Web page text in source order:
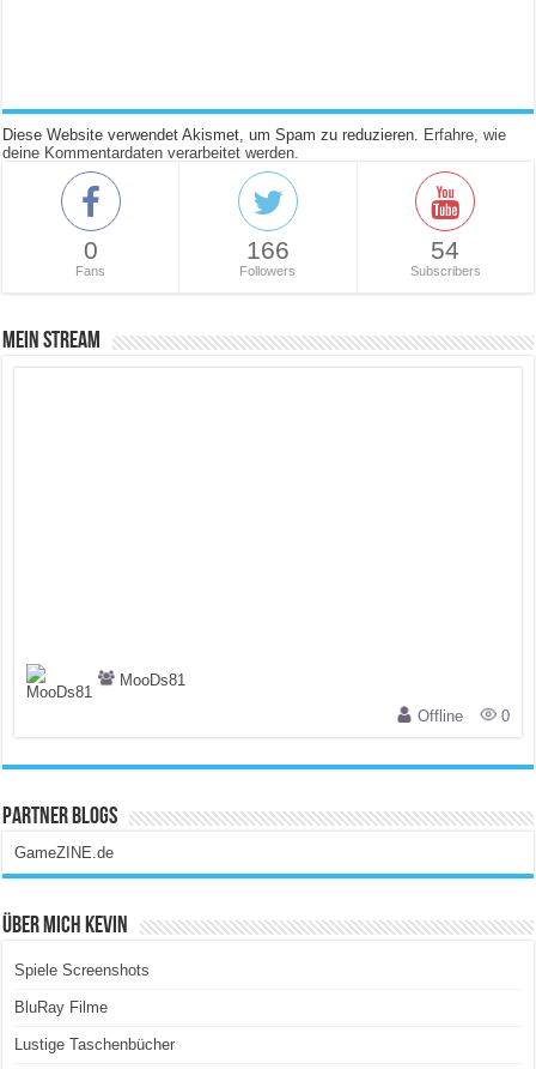
Diese Website verwendet Akismet, um Spam zu reduzieren. Erfahre, wie
deine Kommentardaten verarbeitet werden.
0
Fans
166
Followers
54
Subscribers
Mein Stream
MooDs81
Offline
0
Partner Blogs
GameZINE.de
Über Mich Kevin
Spiele Screenshots
BluRay Filme
Lustige Taschenbücher